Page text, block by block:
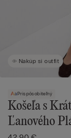
Nakúp si outfit
Prispôsobiteľný
Košeľa s
Ľanového